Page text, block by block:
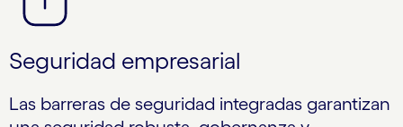
Seguridad empresarial
Las barreras de seguridad integradas garantizan